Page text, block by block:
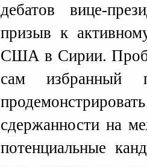
дебатов вице-
призыв к
США в Сирии.
сам избранный
сдержанности на
потенциальные